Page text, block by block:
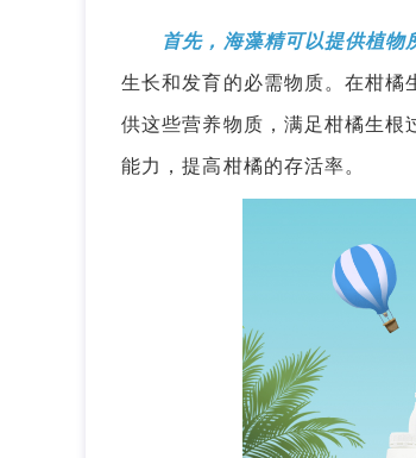
首先，海藻精可以提供植物
生长和发育的必需物质。在柑橘
供这些营养物质，满足柑橘生根
能力，提高柑橘的存活率。